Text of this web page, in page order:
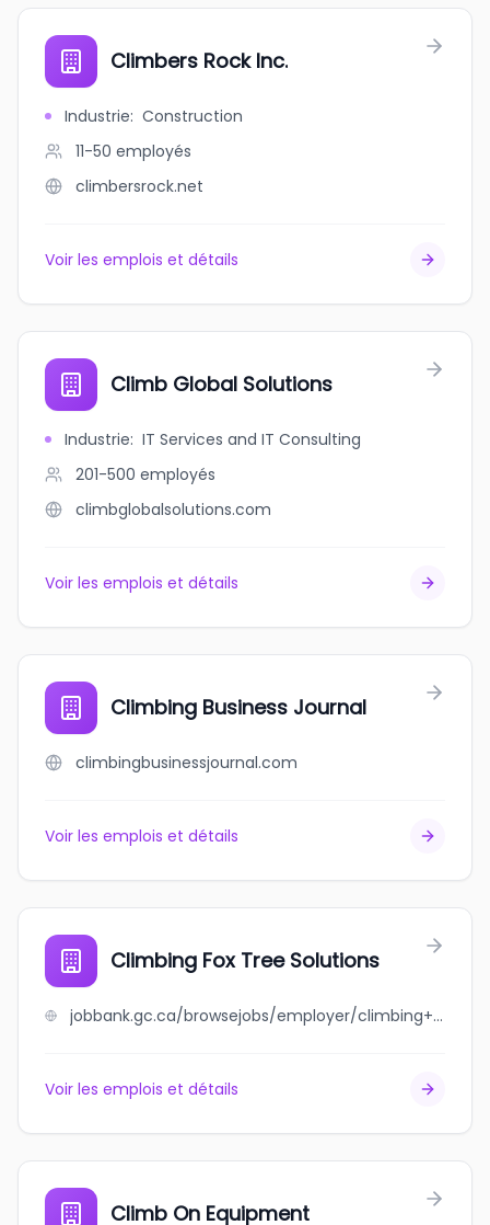
Climbers Rock Inc.
Industrie: Construction
11-50 employés
climbersrock.net
Voir les emplois et détails
Climb Global Solutions
Industrie: IT Services and IT Consulting
201-500 employés
climbglobalsolutions.com
Voir les emplois et détails
Climbing Business Journal
climbingbusinessjournal.com
Voir les emplois et détails
Climbing Fox Tree Solutions
jobbank.gc.ca/browsejobs/employer/climbing+fox+tree+solutions/ca
Voir les emplois et détails
Climb On Equipment